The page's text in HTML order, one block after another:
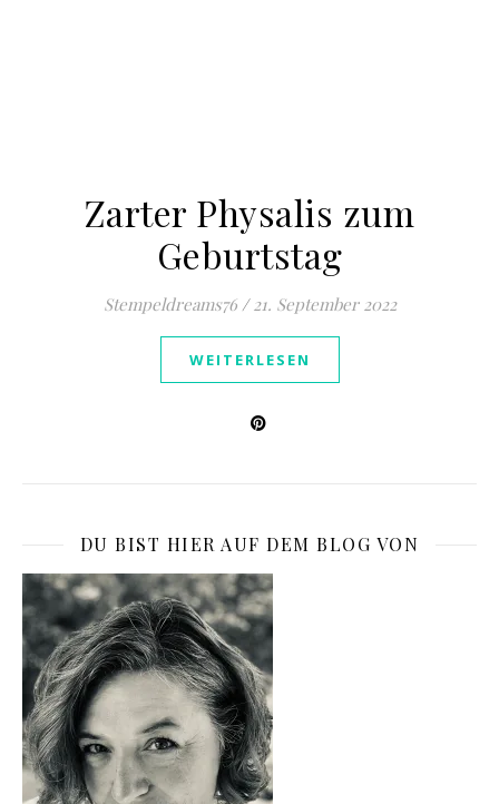
Zarter Physalis zum
Geburtstag
Stempeldreams76 / 21. September 2022
WEITERLESEN
DU BIST HIER AUF DEM BLOG VON